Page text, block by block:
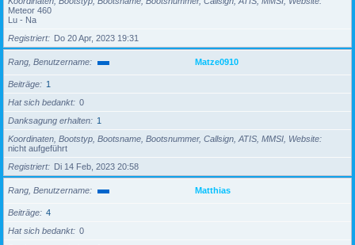
Meteor 460
Lu - Na
Registriert
Do 20 Apr, 2023 19:31
Rang, Benutzername Matze0910
Beiträge
1
Hat sich bedankt
0
Danksagung erhalten
1
Koordinaten, Bootstyp, Bootsname, Bootsnummer, Callsign, ATIS, MMSI, Website
nicht aufgeführt
Registriert
Di 14 Feb, 2023 20:58
Rang, Benutzername Matthias
Beiträge
4
Hat sich bedankt
0